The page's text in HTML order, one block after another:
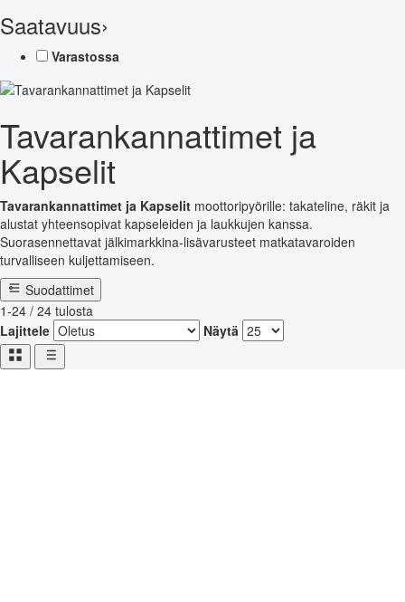
Saatavuus›
Varastossa
Tavarankannattimet ja
Kapselit
Tavarankannattimet ja Kapselit moottoripyörille: takateline, räkit ja
alustat yhteensopivat kapseleiden ja laukkujen kanssa.
Suorasennettavat jälkimarkkina-lisävarusteet matkatavaroiden
turvalliseen kuljettamiseen.
Suodattimet
1-24 / 24 tulosta
Lajittele
Näytä